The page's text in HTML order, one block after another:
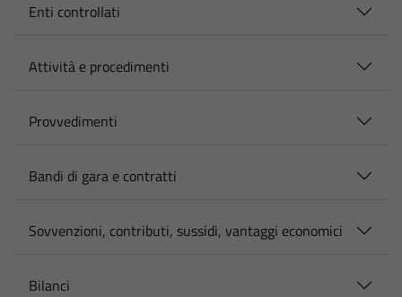
Enti controllati
Attività e procedimenti
Provvedimenti
Bandi di gara e contratti
Sovvenzioni, contributi, sussidi, vantaggi economici
Bilanci